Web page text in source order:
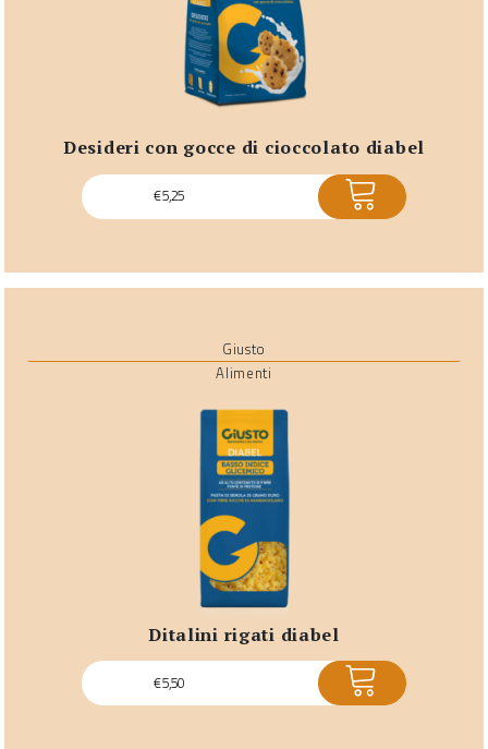
desideri con gocce di cioccolato diabel
€5,25 ACQUISTA
Giusto
Alimenti
ditalini rigati diabel
€5,50 ACQUISTA